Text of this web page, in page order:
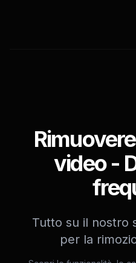
video -
Tutto su il nostro
per la